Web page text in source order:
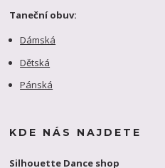
Taneční obuv:
Dámská
Dětská
Pánská
KDE NÁS NAJDETE
Silhouette Dance shop